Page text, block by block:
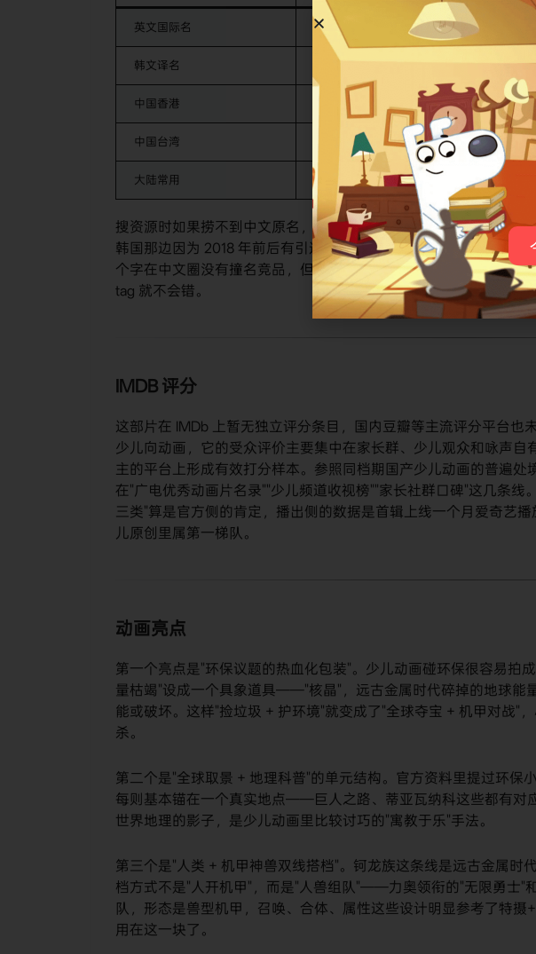
英文国际名 METALIONS
韩文译名 메탈리온
中国香港 武兽战记
中国台湾 钢铁防卫队
大陆常用 核晶少年（无别名，爱奇艺条目直接用原名
搜资源时如果捞不到中文原名，试 METALIONS 或"武兽战记"命
韩国那边因为 2018 年前后有引进，메탈리온 这个韩文名在韩网条
个字在中文圈没有撞名竞品，但"钢铁防卫队"在台湾会和别的机器
tag 就不会错。
IMDB 评分
这部片在 IMDb 上暂无独立评分条目，国内豆瓣等主流评分平台
少儿向动画，它的受众评价主要集中在家长群、少儿观众和咏声自
主的平台上形成有效打分样本。参照同档期国产少儿动画的普遍处
在"广电优秀动画片名录""少儿频道收视榜""家长社群口碑"这几条线
三类"算是官方侧的肯定，播出侧的数据是首辑上线一个月爱奇艺
儿原创里属第一梯队。
动画亮点
第一个亮点是"环保议题的热血化包装"。少儿动画碰环保很容易拍
量枯竭"设成一个具象道具——"核晶"，远古金属时代碎掉的地球能
能或破坏。这样"捡垃圾 + 护环境"就变成了"全球夺宝 + 机甲对战"
杀。
第二个是"全球取景 + 地理科普"的单元结构。官方资料里提过环保
每则基本锚在一个真实地点——巨人之路、蒂亚瓦纳科这些都有对
世界地理的影子，是少儿动画里比较讨巧的"寓教于乐"手法。
第三个是"人类 + 机甲神兽双线搭档"。钶龙族这条线是远古金属时
档方式不是"人开机甲"，而是"人兽组队"——力奥领衔的"无限勇士"
队，形态是兽型机甲，召唤、合体、属性这些设计明显参考了特
用在这一块了。